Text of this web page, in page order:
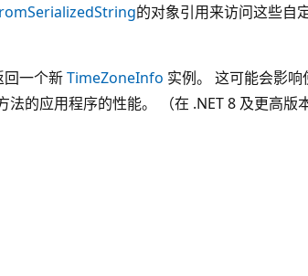
的对象引用来访问这些自
回一个新TimeZoneInfo 实例。 这可能会影响
法的应用程序的性能。 （在 .NET 8 及更高版